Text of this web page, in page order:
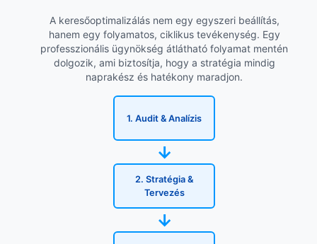
A keresőoptimalizálás nem egy egyszeri beállítás,
hanem egy folyamatos, ciklikus tevékenység. Egy
professzionális ügynökség átlátható folyamat mentén
dolgozik, ami biztosítja, hogy a stratégia mindig
naprakész és hatékony maradjon.
1. Audit & Analízis
→
2. Stratégia &
Tervezés
→